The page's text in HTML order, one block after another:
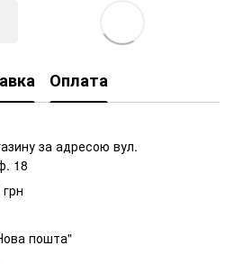
Оплата
за адресою вул.
18
пошта"